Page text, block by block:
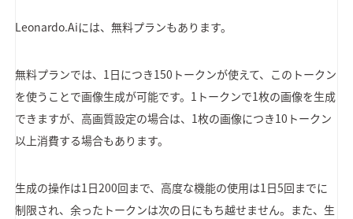
Leonardo.Aiには、無料プランもあります。
無料プランでは、1日につき150トークンが使えて、このトークン
を使うことで画像生成が可能です。1トークンで1枚の画像を生成
できますが、高画質設定の場合は、1枚の画像につき10トークン
以上消費する場合もあります。
生成の操作は1日200回まで、高度な機能の使用は1日5回までに
制限され、余ったトークンは次の日にもち越せません。また、生